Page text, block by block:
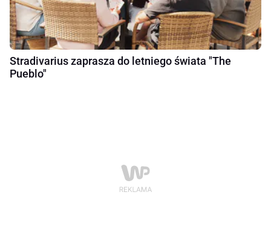
Stradivarius zaprasza do letniego świata "The
Pueblo"